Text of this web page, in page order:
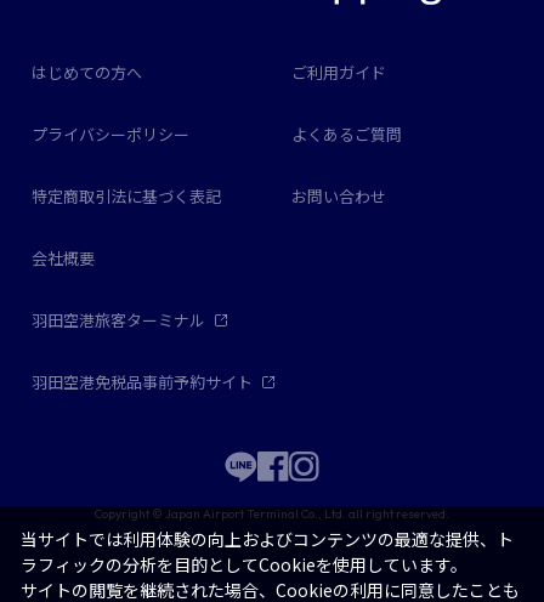
はじめての方へ ご利用ガイド
プライバシーポリシー よくあるご質問
特定商取引法に基づく表記 お問い合わせ
会社概要
羽田空港旅客ターミナル
羽田空港免税品事前予約サイト
Copyright © Japan Airport Terminal Co., Ltd. all right reserved.
当サイトでは利用体験の向上およびコンテンツの最適な提供、ト
ラフィックの分析を目的としてCookieを使用しています。
サイトの閲覧を継続された場合、Cookieの利用に同意したことも